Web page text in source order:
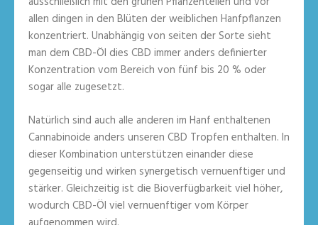
allen dingen in den Blüten der weiblichen Hanfpflanzen
konzentriert. Unabhängig von seiten der Sorte sieht
man dem CBD-Öl dies CBD immer anders definierter
Konzentration vom Bereich von fünf bis 20 % oder
sogar alle zugesetzt.
Natürlich sind auch alle anderen im Hanf enthaltenen
Cannabinoide anders unseren CBD Tropfen enthalten. In
dieser Kombination unterstützen einander diese
gegenseitig und wirken synergetisch vernuenftiger und
stärker. Gleichzeitig ist die Bioverfügbarkeit viel höher,
wodurch CBD-Öl viel vernuenftiger vom Körper